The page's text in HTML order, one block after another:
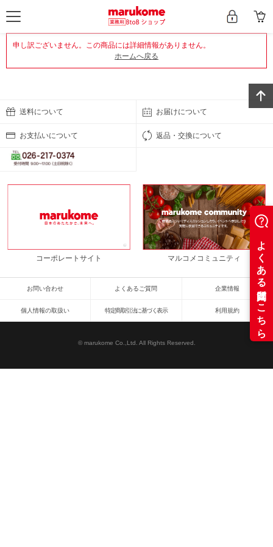
申し訳ございません。この商品には詳細情報がありません。
ホームへ戻る
送料について お届けについて
お支払いについて 返品・交換について
コーポレートサイト マルコメコミュニティ
お問い合わせ よくあるご質問 企業情報
個人情報の取扱い 特定商取引法に基づく表示 利用規約
© marukome Co.,Ltd. All Rights Reserved.